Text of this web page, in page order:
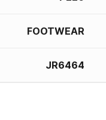
FOOTWEAR
JR6464